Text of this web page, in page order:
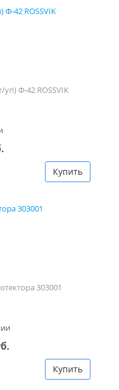
Ф-42 ROSSVIK
Купить
303001
Купить